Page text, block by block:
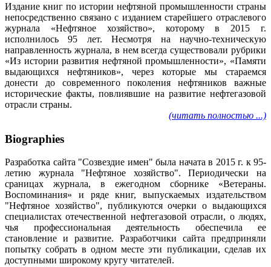
Издание книг по истории нефтяной промышленности страны
непосредственно связано с изданием старейшего отраслевого
журнала «Нефтяное хозяйство», которому в 2015 г.
исполнилось 95 лет. Несмотря на научно-техническую
направленность журнала, в нем всегда существовали рубрики
«Из истории развития нефтяной промышленности», «Памяти
выдающихся нефтяников», через которые мы стараемся
донести до современного поколения нефтяников важные
исторические факты, повлиявшие на развитие нефтегазовой
отрасли страны.
(читать полностью ...)
Biographies
Разработка сайта "Созвездие имен" была начата в 2015 г. к 95-
летию журнала "Нефтяное хозяйство". Периодически на
сраницах журнала, в ежегодном сборнике «Ветераны.
Воспоминания» и ряде книг, выпускаемых издательством
"Нефтяное хозяйство", публикуются очерки о выдающихся
специалистах отечественной нефтегазовой отрасли, о людях,
чья профессиональная деятельность обеспечила ее
становление и развитие. Разработчики сайта предприняли
попытку собрать в одном месте эти публикации, сделав их
доступными широкому кругу читателей.